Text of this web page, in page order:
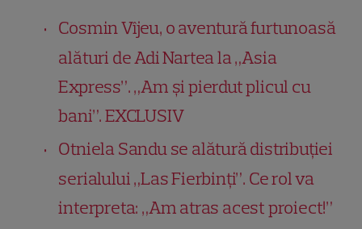
Cosmin Vîjeu, o aventură furtunoasă
alături de Adi Nartea la „Asia
Express”. „Am și pierdut plicul cu
bani”. EXCLUSIV
Otniela Sandu se alătură distribuției
serialului „Las Fierbinți”. Ce rol va
interpreta: „Am atras acest proiect!”